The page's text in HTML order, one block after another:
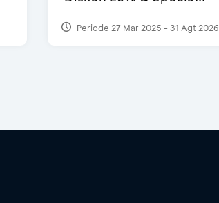
Periode 27 Mar 2025 - 31 Agt 2026